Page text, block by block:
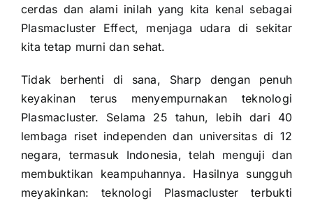
cerdas dan alami inilah yang kita kenal sebagai
Plasmacluster Effect, menjaga udara di sekitar
kita tetap murni dan sehat.
Tidak berhenti di sana, Sharp dengan penuh
keyakinan terus menyempurnakan teknologi
Plasmacluster. Selama 25 tahun, lebih dari 40
lembaga riset independen dan universitas di 12
negara, termasuk Indonesia, telah menguji dan
membuktikan keampuhannya. Hasilnya sungguh
meyakinkan: teknologi Plasmacluster terbukti